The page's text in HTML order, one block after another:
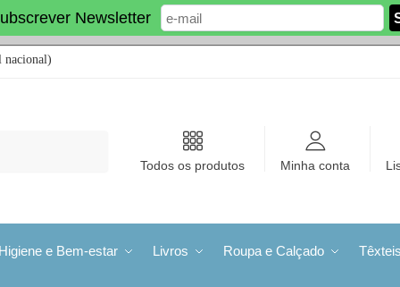
Newsletter
nacional)
Todos os produtos Minha conta
e Bem-estar Livros Roupa e Calçado